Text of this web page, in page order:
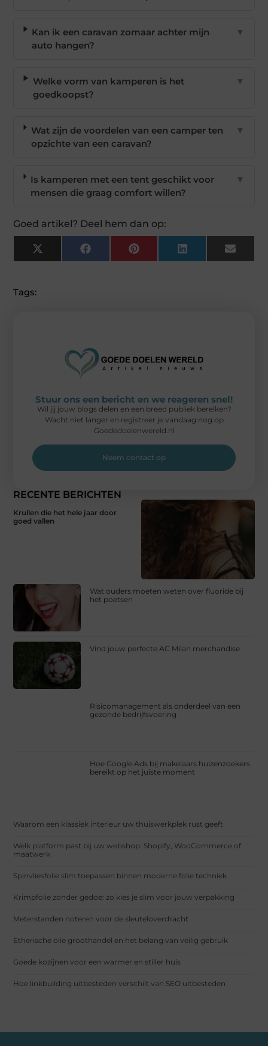
Kan ik een caravan zomaar achter mijn
auto hangen?
▼
Welke vorm van kamperen is het
goedkoopst?
▼
Wat zijn de voordelen van een camper ten
opzichte van een caravan?
▼
Is kamperen met een tent geschikt voor
mensen die graag comfort willen?
▼
Goed artikel? Deel hem dan op:
X
(Twitter)
FacebookPinterest LinkedIn Email
Tags:
RECENTE BERICHTEN
Krullen die het hele jaar door
goed vallen
Wat ouders moeten weten over fluoride bij
het poetsen
Vind jouw perfecte AC Milan merchandise
Risicomanagement als onderdeel van een
gezonde bedrijfsvoering
Hoe Google Ads bij makelaars huizenzoekers
bereikt op het juiste moment
Waarom een klassiek interieur uw thuiswerkplek rust geeft
Welk platform past bij uw webshop: Shopify, WooCommerce of
maatwerk
Spinvliesfolie slim toepassen binnen moderne folie techniek
Krimpfolie zonder gedoe: zo kies je slim voor jouw verpakking
Meterstanden noteren voor de sleuteloverdracht
Etherische olie groothandel en het belang van veilig gebruik
Goede kozijnen voor een warmer en stiller huis
Hoe linkbuilding uitbesteden verschilt van SEO uitbesteden
Stuur ons een bericht en we reageren snel!
Wil jij jouw blogs delen en een breed publiek bereiken?
Wacht niet langer en registreer je vandaag nog op
Goededoelenwereld.nl
Neem contact op